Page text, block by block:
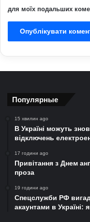
для моїх подальших
Популярные
15 хвилин ago
В Україні можуть
відключень
17 години ago
Привітання з Днем
проза
19 години ago
Спецслужби РФ
акаунтами в